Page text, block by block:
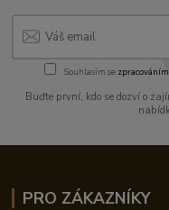
Souhlasím se
Buďte první, kdo se dozví o
PRO ZÁKAZNÍKY